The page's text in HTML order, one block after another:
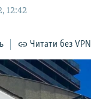
12:42
Читати без VPN